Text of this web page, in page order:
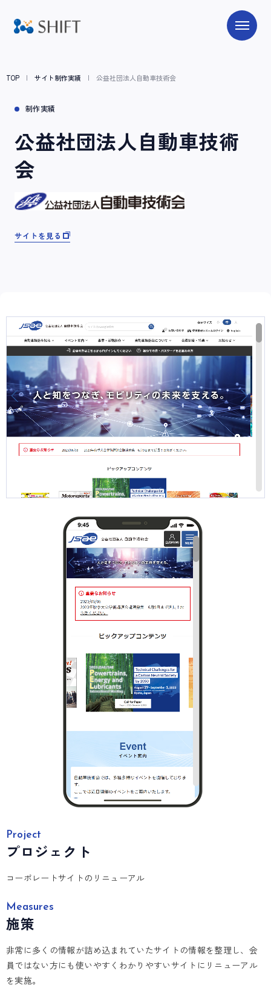
TOP サイト制作実績 公益社団法人自動車技術会
制作実績
公益社団法人自動車技術
会
サイトを見る
Project
プロジェクト
コーポレートサイトのリニューアル
Measures
施策
非常に多くの情報が詰め込まれていたサイトの情報を整理し、会
員ではない方にも使いやすくわかりやすいサイトにリニューアル
を実施。